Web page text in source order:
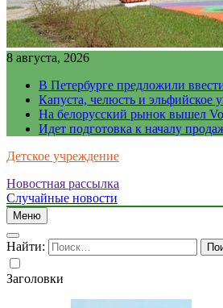
8 августа, 2026
В Петербурге предложили
Капуста, челюсть и эльфийское
На белорусский рынок вышел
Идет подготовка к началу
Детское учреждение
Новостная рассылка
Случайные новости
Меню
Найти:
Заголовки